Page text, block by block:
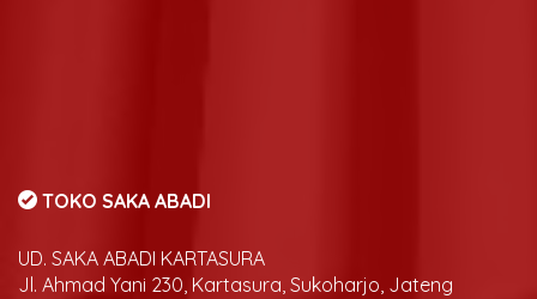
TOKO SAKA ABADI
UD. SAKA ABADI KARTASURA
Jl. Ahmad Yani 230, Kartasura, Sukoharjo, Jateng